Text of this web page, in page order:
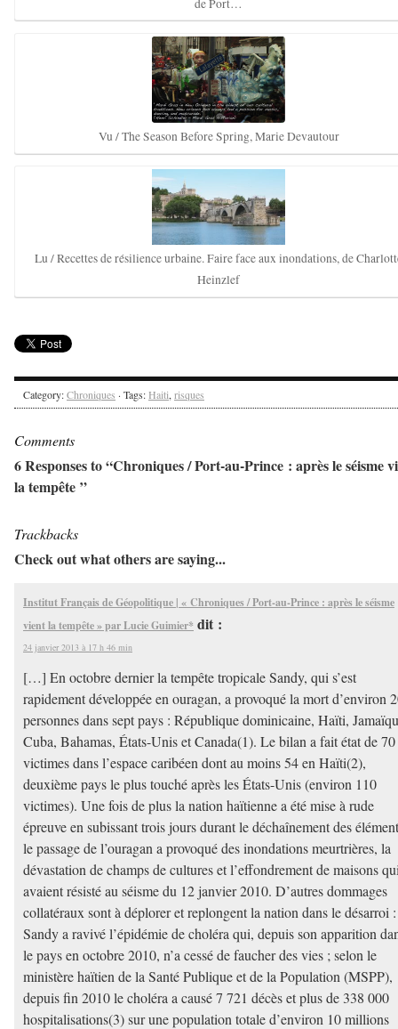
de Port…
Vu / The Season Before Spring, Marie Devautour
Lu / Recettes de résilience urbaine. Faire face aux inondations, de
Heinzlef
Category:Chroniques · Tags:Haiti, risques
Comments
6 Responses to “Chroniques / Port-au-Prince : après le séisme
la tempête ”
Trackbacks
Check out what others are saying...
Institut Français de Géopolitique | « Chroniques / Port-au-Prince : après le séisme
vient la tempête » par Lucie Guimier* dit :
24 janvier 2013 à 17 h 46 min
[…] En octobre dernier la tempête tropicale Sandy, qui s’est
rapidement développée en ouragan, a provoqué la mort d’environ
personnes dans sept pays : République dominicaine, Haïti,
Cuba, Bahamas, États-Unis et Canada(1). Le bilan a fait état de 70
victimes dans l’espace caribéen dont au moins 54 en Haïti(2),
deuxième pays le plus touché après les États-Unis (environ 110
victimes). Une fois de plus la nation haïtienne a été mise à rude
épreuve en subissant trois jours durant le déchaînement des
le passage de l’ouragan a provoqué des inondations meurtrières, la
dévastation de champs de cultures et l’effondrement de maisons
avaient résisté au séisme du 12 janvier 2010. D’autres dommages
collatéraux sont à déplorer et replongent la nation dans le désarroi :
Sandy a ravivé l’épidémie de choléra qui, depuis son apparition
le pays en octobre 2010, n’a cessé de faucher des vies ; selon le
ministère haïtien de la Santé Publique et de la Population (MSPP),
depuis fin 2010 le choléra a causé 7 721 décès et plus de 338 000
hospitalisations(3) sur une population totale d’environ 10 millions